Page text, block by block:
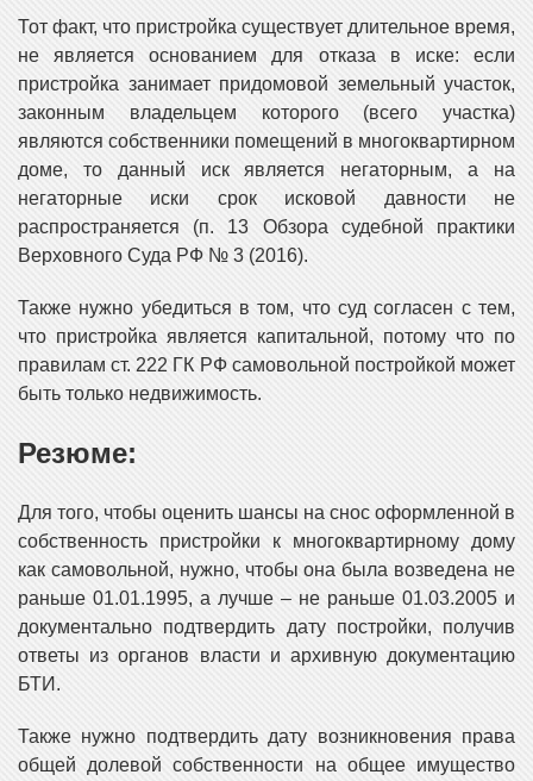
Тот факт, что пристройка существует длительное время,
не является основанием для отказа в иске: если
пристройка занимает придомовой земельный участок,
законным владельцем которого (всего участка)
являются собственники помещений в многоквартирном
доме, то данный иск является негаторным, а на
негаторные иски срок исковой давности не
распространяется (п. 13 Обзора судебной практики
Верховного Суда РФ № 3 (2016).
Также нужно убедиться в том, что суд согласен с тем,
что пристройка является капитальной, потому что по
правилам ст. 222 ГК РФ самовольной постройкой может
быть только недвижимость.
Резюме:
Для того, чтобы оценить шансы на снос оформленной в
собственность пристройки к многоквартирному дому
как самовольной, нужно, чтобы она была возведена не
раньше 01.01.1995, а лучше – не раньше 01.03.2005 и
документально подтвердить дату постройки, получив
ответы из органов власти и архивную документацию
БТИ.
Также нужно подтвердить дату возникновения права
общей долевой собственности на общее имущество